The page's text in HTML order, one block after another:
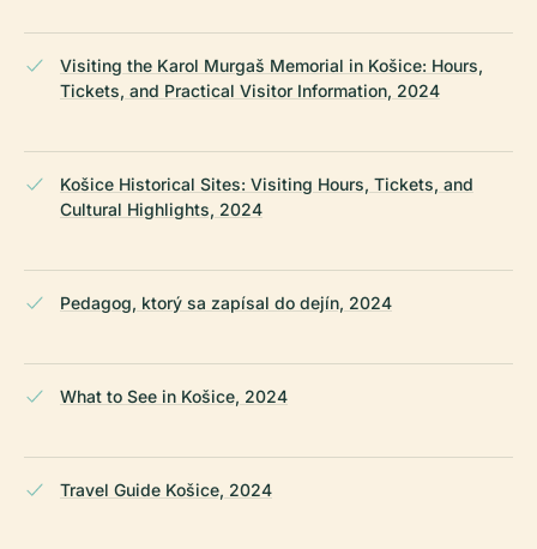
Visiting the Karol Murgaš Memorial in Košice: Hours,
Tickets, and Practical Visitor Information, 2024
Košice Historical Sites: Visiting Hours, Tickets, and
Cultural Highlights, 2024
Pedagog, ktorý sa zapísal do dejín, 2024
What to See in Košice, 2024
Travel Guide Košice, 2024